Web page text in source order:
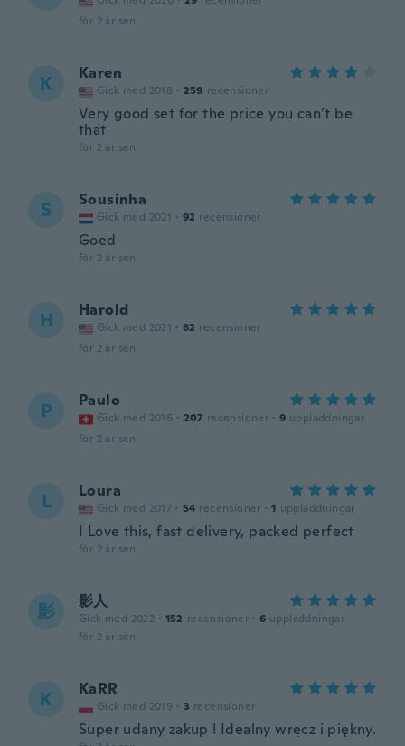
för 2 år sen
K Karen
Gick med 2018 · 259 recensioner
Very good set for the price you can’t be
that
för 2 år sen
S Sousinha
Gick med 2021 · 92 recensioner
Goed
för 2 år sen
H Harold
Gick med 2021 · 82 recensioner
för 2 år sen
P Paulo
Gick med 2016 · 207 recensioner · 9 uppladdningar
för 2 år sen
L Loura
Gick med 2017 · 54 recensioner · 1 uppladdningar
I Love this, fast delivery, packed perfect
för 2 år sen
影 影人
Gick med 2022 · 152 recensioner · 6 uppladdningar
för 2 år sen
K KaRR
Gick med 2019 · 3 recensioner
Super udany zakup ! Idealny wręcz i piękny.